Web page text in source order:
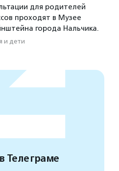
для родителей
проходят в Музее
города Нальчика.
и дети
Телеграме